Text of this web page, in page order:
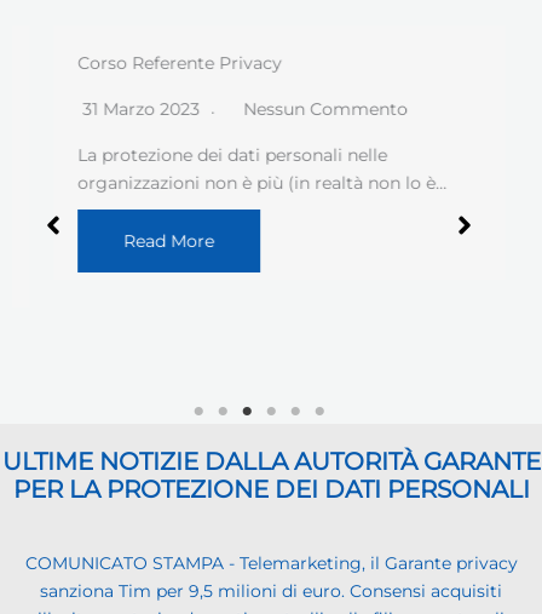
Corso Referente Privacy
31 Marzo 2023 Nessun Commento
La protezione dei dati personali nelle
organizzazioni non è più (in realtà non lo è…
Read More
ULTIME NOTIZIE DALLA AUTORITÀ GARANTE
PER LA PROTEZIONE DEI DATI PERSONALI
COMUNICATO STAMPA - Telemarketing, il Garante privacy
sanziona Tim per 9,5 milioni di euro. Consensi acquisiti